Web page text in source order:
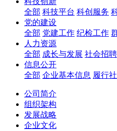
全部 科技平台 科创服务
党的建设
全部 党建工作 纪检工作
人力资源
全部 成长与发展 社会招聘
信息公开
全部 企业基本信息 履行
公司简介
组织架构
发展战略
企业文化